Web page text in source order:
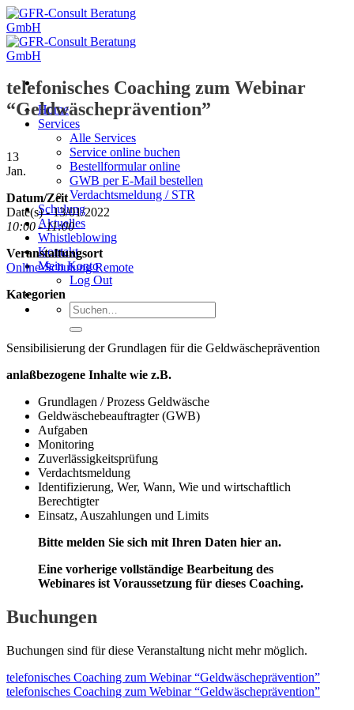
Zum
Inhalt
springen
Home
Services
Alle Services
Service online buchen
Bestellformular online
GWB per E-Mail bestellen
Verdachtsmeldung / STR
Schulung
Aktuelles
Whistleblowing
Kontakt
Mein Konto
Log Out
Suche
nach:
telefonisches Coaching zum Webinar
“Geldwäscheprävention”
13
Jan.
Datum/Zeit
Date(s) - 13/01/2022
10:00 - 11:00
Veranstaltungsort
Online-Schulung Remote
Kategorien
Sensibilisierung der Grundlagen für die Geldwäscheprävention
anlaßbezogene Inhalte wie z.B.
Grundlagen / Prozess Geldwäsche
Geldwäschebeauftragter (GWB)
Aufgaben
Monitoring
Zuverlässigkeitsprüfung
Verdachtsmeldung
Identifizierung, Wer, Wann, Wie und wirtschaftlich
Berechtigter
Einsatz, Auszahlungen und Limits
Bitte melden Sie sich mit Ihren Daten hier an.
Eine vorherige vollständige Bearbeitung des
Webinares ist Voraussetzung für dieses Coaching.
Buchungen
Buchungen sind für diese Veranstaltung nicht mehr möglich.
telefonisches Coaching zum Webinar “Geldwäscheprävention”
telefonisches Coaching zum Webinar “Geldwäscheprävention”